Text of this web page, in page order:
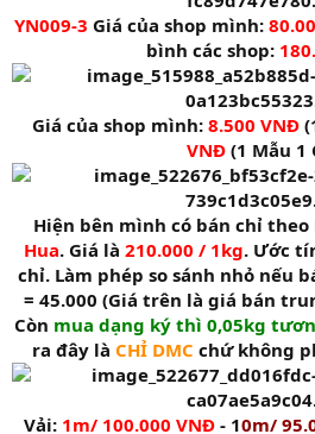
YN009-3 Giá của shop mình:
bình các shop:
Giá của shop mình: 8.500 VNĐ
VNĐ (1 Mẫu 1
Hiện bên mình có bán chỉ theo
Hua. Giá là 210.000 / 1kg. Ước
chỉ. Làm phép so sánh nhỏ nếu
= 45.000 (Giá trên là giá bán
Còn mua dạng ký thì 0,05kg
ra đây là CHỈ DMC chứ không
Vải: 1m/ 100.000 VNĐ - 10m/